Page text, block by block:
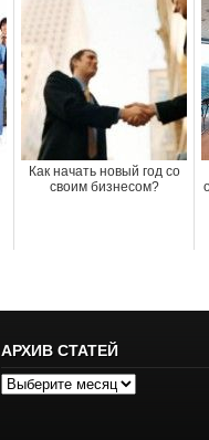
Как начать новый год со
своим бизнесом?
АРХИВ СТАТЕЙ
Архив